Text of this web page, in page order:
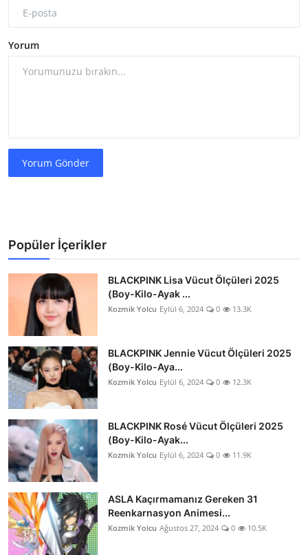
Yorum
Yorum Gönder
Popüler İçerikler
BLACKPINK Lisa Vücut Ölçüleri 2025
(Boy-Kilo-Ayak ...
Kozmik Yolcu Eylül 6, 2024 0 13.3K
BLACKPINK Jennie Vücut Ölçüleri 2025
(Boy-Kilo-Aya...
Kozmik Yolcu Eylül 6, 2024 0 12.3K
BLACKPINK Rosé Vücut Ölçüleri 2025
(Boy-Kilo-Ayak...
Kozmik Yolcu Eylül 6, 2024 0 11.9K
ASLA Kaçırmamanız Gereken 31
Reenkarnasyon Animesi...
Kozmik Yolcu Ağustos 27, 2024 0 10.5K